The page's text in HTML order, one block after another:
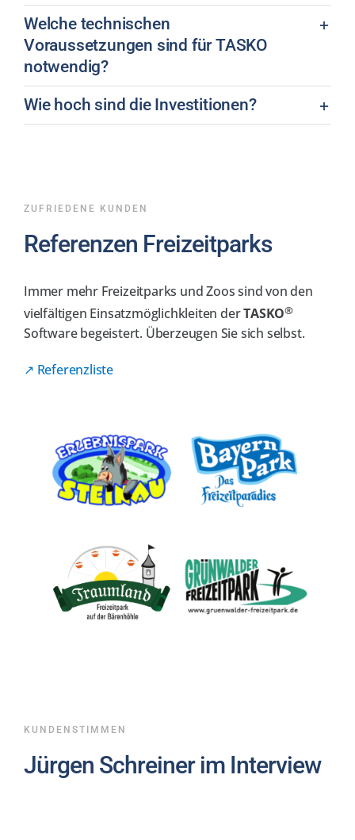
Welche technischen
Voraussetzungen sind für TASKO
notwendig?
Wie hoch sind die Investitionen?
ZUFRIEDENE KUNDEN
Referenzen Freizeitparks
Immer mehr Freizeitparks und Zoos sind von den
vielfältigen Einsatzmöglichkleiten derTASKO®
Software begeistert. Überzeugen Sie sich selbst.
↗ Referenzliste
KUNDENSTIMMEN
Jürgen Schreiner im Interview